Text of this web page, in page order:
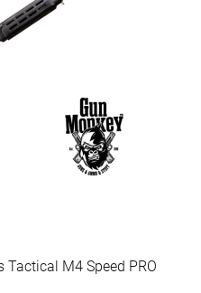
Tactical M4 Speed PRO